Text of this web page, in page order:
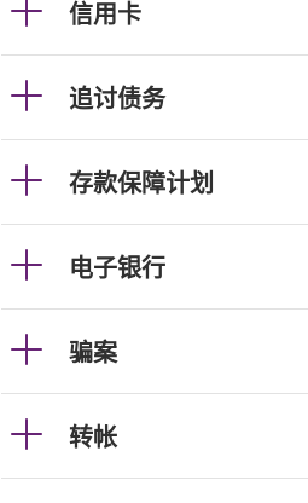
信用卡
追讨债务
存款保障计划
电子银行
骗案
转帐